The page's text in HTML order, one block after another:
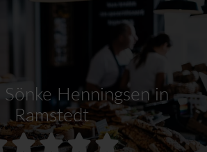
Sönke Henningsen in
Ramstedt